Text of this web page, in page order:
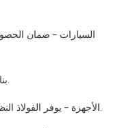
السيارات – ضمان
بناء – يقوم بتحضير الفولاذ للتطبيقات الهيكلية.
الأجهزة – يوفر الفولاذ النظيف للثلاجات والغسالات والمنتجات الأخرى.